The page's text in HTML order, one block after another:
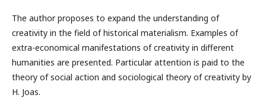
The author proposes to expand the understanding of
creativity in the field of historical materialism. Examples of
extra-economical manifestations of creativity in different
humanities are presented. Particular attention is paid to the
theory of social action and sociological theory of creativity by
H. Joas.